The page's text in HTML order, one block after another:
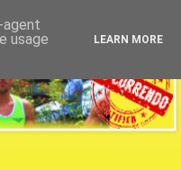
agent
usage
LEARN MORE